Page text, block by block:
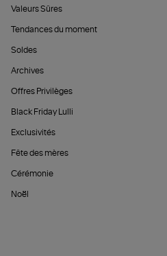
Valeurs Sûres
Tendances du moment
Soldes
Archives
Offres Privilèges
Black Friday Lulli
Exclusivités
Fête des mères
Cérémonie
Noël